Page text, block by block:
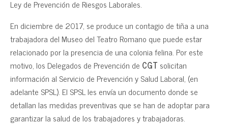
Ley de Prevención de Riesgos Laborales.
En diciembre de 2017, se produce un contagio de tiña a una
trabajadora del Museo del Teatro Romano que puede estar
relacionado por la presencia de una colonia felina. Por este
motivo, los Delegados de Prevención de CGT solicitan
información al Servicio de Prevención y Salud Laboral, (en
adelante SPSL). El SPSL les envía un documento donde se
detallan las medidas preventivas que se han de adoptar para
garantizar la salud de los trabajadores y trabajadoras.